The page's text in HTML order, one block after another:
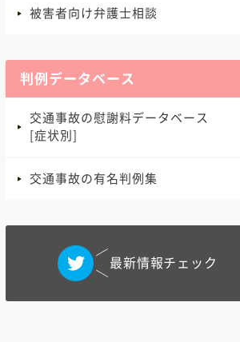
被害者向け弁護士相談
判例データベース
交通事故の慰謝料データベース
[症状別]
交通事故の有名判例集
最新情報チェック